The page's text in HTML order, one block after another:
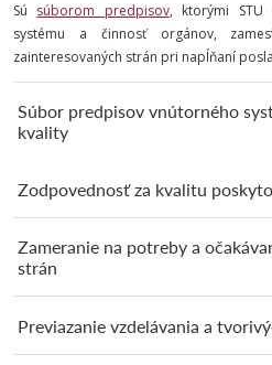
Sú súborom predpisov, ktorými STU
systému a činnosť orgánov,
zainteresovaných strán pri napĺňaní
Súbor predpisov vnútorného
kvality
Zodpovednosť za kvalitu
Zameranie na potreby a
strán
Previazanie vzdelávania a